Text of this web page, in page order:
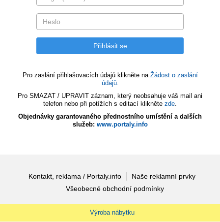
Pro zaslání přihlašovacích údajů klikněte na Žádost o zaslání
údajů.
Pro SMAZAT / UPRAVIT záznam, který neobsahuje váš mail ani
telefon nebo při potížích s editací klikněte zde.
Objednávky garantovaného přednostního umístění a dalších
služeb: www.portaly.info
Kontakt, reklama / Portaly.info
Naše reklamní prvky
Všeobecné obchodní podmínky
Výroba nábytku